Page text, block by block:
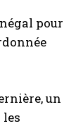
pour
un